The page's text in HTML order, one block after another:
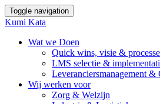
Toggle navigation
Kumi Kata
Wat we Doen
Quick wins, visie &
LMS selectie &
Leveranciersmanagement &
Wij werken voor
Zorg & Welzijn